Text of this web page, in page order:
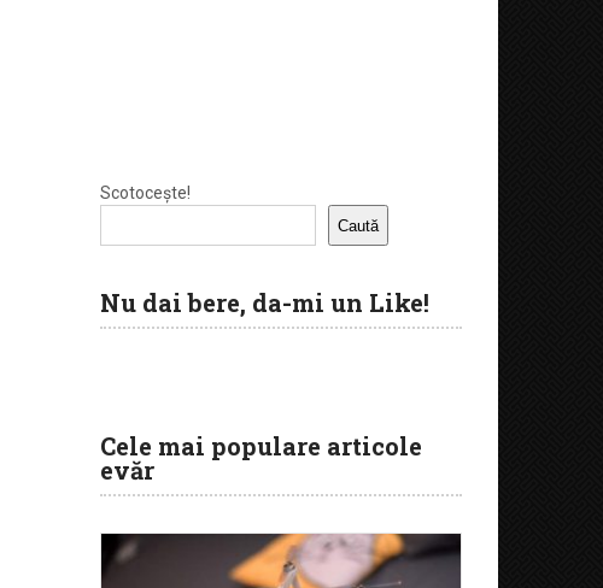
Scotocește!
Caută
Nu dai bere, da-mi un Like!
Cele mai populare articole
evăr